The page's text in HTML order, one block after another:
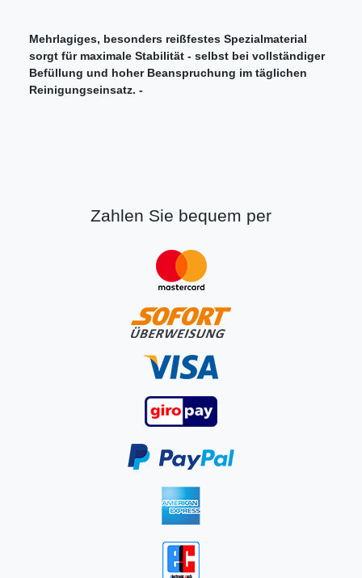
Mehrlagiges, besonders reißfestes Spezialmaterial
sorgt für maximale Stabilität - selbst bei vollständiger
Befüllung und hoher Beanspruchung im täglichen
Reinigungseinsatz. -
Zahlen Sie bequem per